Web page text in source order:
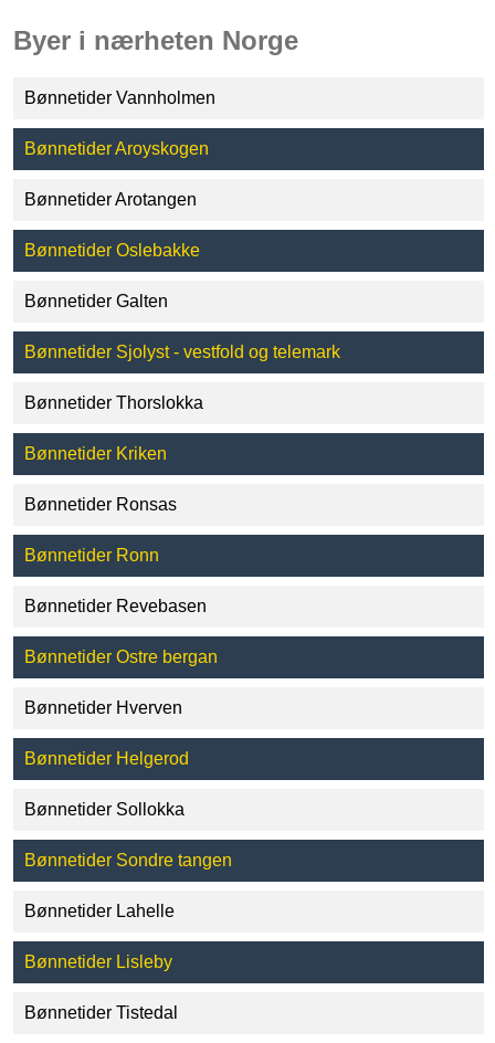
Byer i nærheten Norge
Bønnetider Vannholmen
Bønnetider Aroyskogen
Bønnetider Arotangen
Bønnetider Oslebakke
Bønnetider Galten
Bønnetider Sjolyst - vestfold og telemark
Bønnetider Thorslokka
Bønnetider Kriken
Bønnetider Ronsas
Bønnetider Ronn
Bønnetider Revebasen
Bønnetider Ostre bergan
Bønnetider Hverven
Bønnetider Helgerod
Bønnetider Sollokka
Bønnetider Sondre tangen
Bønnetider Lahelle
Bønnetider Lisleby
Bønnetider Tistedal